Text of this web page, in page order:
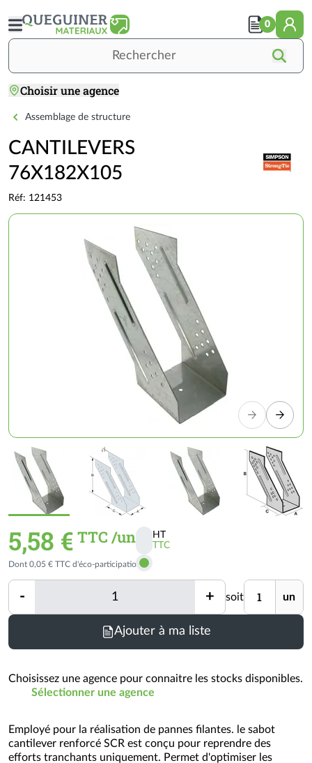
au
contenu
Choisir une agence
0
Accueil
OUTILLAGE / QUINCAILLERIE
QUINCAILLERIE
Assemblage de structure
CANTILEVERS
76X182X105
Réf: 121453
5,58 € TTC /un
Activer
les
prix
HT
TTC
Dont 0,05 € TTC d'éco-participation
- Quantité + soit Unité un
Ajouter à ma liste
Minimum
=
(voir
conditionnement)
Choisissez une agence pour connaitre les stocks disponibles.
Sélectionner une agence
Employé pour la réalisation de pannes filantes. le sabot
cantilever renforcé SCR est conçu pour reprendre des
efforts tranchants uniquement. Permet d'optimiser les